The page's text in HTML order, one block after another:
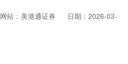
网站：美港通证券
日期：2026-03-